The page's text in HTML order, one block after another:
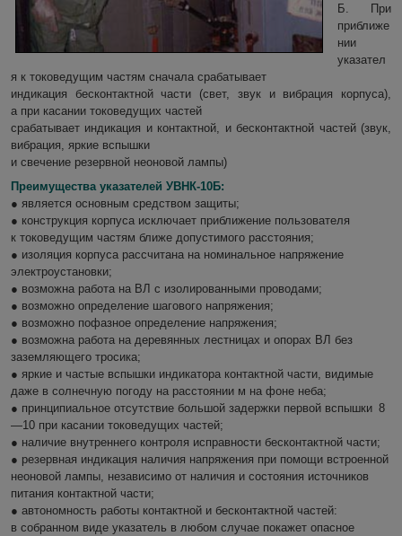
Б. При
приближе
нии
указател
я к токоведущим частям сначала срабатывает
индикация бесконтактной части (свет, звук и вибрация корпуса),
а при касании токоведущих частей
срабатывает индикация и контактной, и бесконтактной частей (звук,
вибрация, яркие вспышки
и свечение резервной неоновой лампы)
Преимущества указателей УВНК-10Б:
● является основным средством защиты;
● конструкция корпуса исключает приближение пользователя
к токоведущим частям ближе допустимого расстояния;
● изоляция корпуса рассчитана на номинальное напряжение
электроустановки;
● возможна работа на ВЛ с изолированными проводами;
● возможно определение шагового напряжения;
● возможно пофазное определение напряжения;
● возможна работа на деревянных лестницах и опорах ВЛ без
заземляющего тросика;
● яркие и частые вспышки индикатора контактной части, видимые
даже в солнечную погоду на расстоянии м на фоне неба;
● принципиальное отсутствие большой задержки первой вспышки 8
—10 при касании токоведущих частей;
● наличие внутреннего контроля исправности бесконтактной части;
● резервная индикация наличия напряжения при помощи встроенной
неоновой лампы, независимо от наличия и состояния источников
питания контактной части;
● автономность работы контактной и бесконтактной частей:
в собранном виде указатель в любом случае покажет опасное